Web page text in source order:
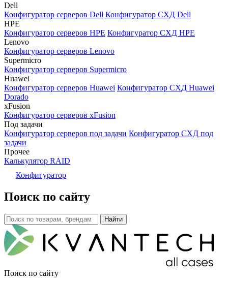
Dell
Конфигуратор серверов Dell Конфигуратор СХД Dell
HPE
Конфигуратор серверов HPE Конфигуратор СХД HPE
Lenovo
Конфигуратор серверов Lenovo
Supermicro
Конфигуратор серверов Supermicro
Huawei
Конфигуратор серверов Huawei Конфигуратор СХД Huawei
Dorado
xFusion
Конфигуратор серверов xFusion
Под задачи
Конфигуратор серверов под задачи Конфигуратор СХД под
задачи
Прочее
Калькулятор RAID
Конфигуратор
Поиск по сайту
Поиск по сайту